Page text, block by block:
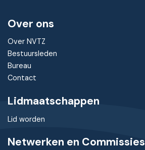
Over ons
Over NVTZ
Bestuursleden
Bureau
Contact
Lidmaatschappen
Lid worden
Netwerken en Commissies